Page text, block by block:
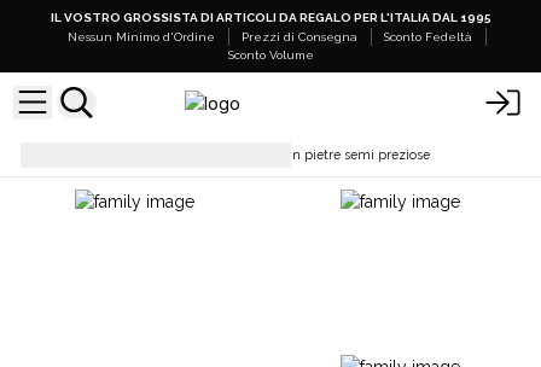
IL VOSTRO GROSSISTA DI ARTICOLI DA REGALO PER L'ITALIA DAL 1995
Nessun Minimo d'Ordine
Prezzi di Consegna
Sconto Fedeltà
Sconto Volume
Pendolini Magici in pietre semi preziose